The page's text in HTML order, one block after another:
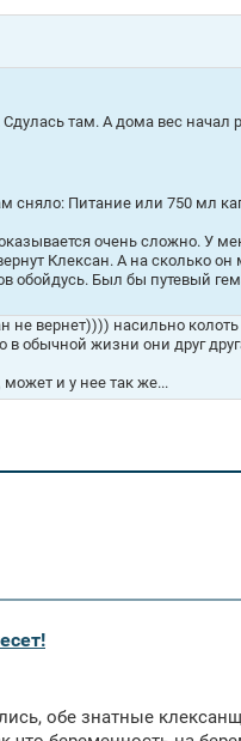
там. А дома вес начал
сняло: Питание или 750 мл
очень сложно. У
Клексан. А на сколько
обойдусь. Был бы путевый
не вернет)))) насильно
в обычной жизни они друг
и у нее так же...
обе знатные